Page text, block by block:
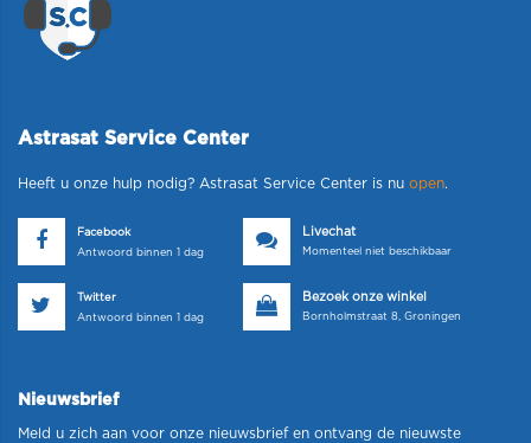
Astrasat Service Center
Heeft u onze hulp nodig? Astrasat Service Center is nu open.
Facebook
Antwoord binnen 1 dag
Livechat
Momenteel niet beschikbaar
Twitter
Antwoord binnen 1 dag
Bezoek onze winkel
Bornholmstraat 8, Groningen
Nieuwsbrief
Meld u zich aan voor onze nieuwsbrief en ontvang de nieuwste